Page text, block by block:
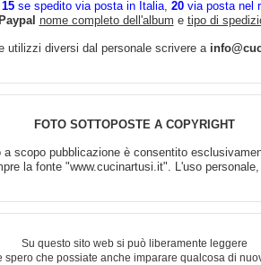
15 se spedito via posta in Italia, 20 via posta nel
Paypal nome completo dell'album e tipo di
utilizzi diversi dal personale scrivere a
FOTO SOTTOPOSTE A COPYRIGHT
a scopo pubblicazione è consentito
la fonte "www.cucinartusi.it". L'uso
Su questo sito web si può liberamente leggere
spero che possiate anche imparare qualcosa di